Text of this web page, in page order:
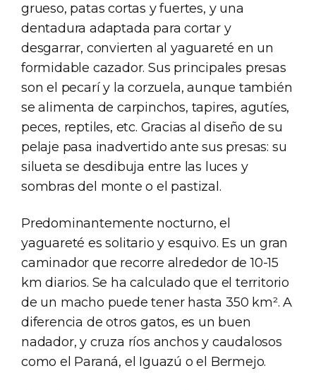
grueso, patas cortas y fuertes, y una
dentadura adaptada para cortar y
desgarrar, convierten al yaguareté en un
formidable cazador. Sus principales presas
son el pecarí y la corzuela, aunque también
se alimenta de carpinchos, tapires, agutíes,
peces, reptiles, etc. Gracias al diseño de su
pelaje pasa inadvertido ante sus presas: su
silueta se desdibuja entre las luces y
sombras del monte o el pastizal.
Predominantemente nocturno, el
yaguareté es solitario y esquivo. Es un gran
caminador que recorre alrededor de 10-15
km diarios. Se ha calculado que el territorio
de un macho puede tener hasta 350 km². A
diferencia de otros gatos, es un buen
nadador, y cruza ríos anchos y caudalosos
como el Paraná, el Iguazú o el Bermejo.